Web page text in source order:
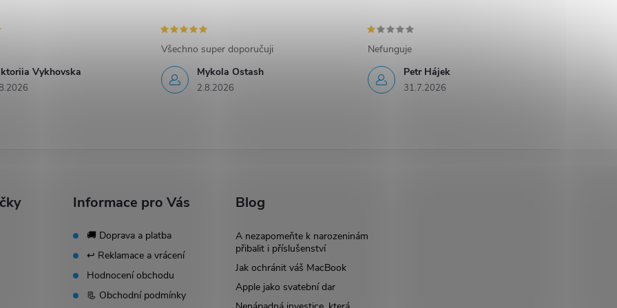
Vykhovska
Mykola Ostash
2.8.2026
Všechno super doporučuji
Petr Hájek
31.7.2026
Nefunguje
Informace pro Vás
🚚 Doprava a platba
↩️ Reklamace a vrácení
Hodnocení obchodu
📃 Obchodní podmínky
Blog
A nezapomeňte k narozeninám
přibalit i příslušenství
Jak ochránit váš MacBook
Apple jako svatební dar